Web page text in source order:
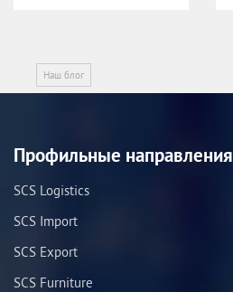
Наш блог
Профильные направления
SCS Logistics
SCS Import
SCS Export
SCS Furniture